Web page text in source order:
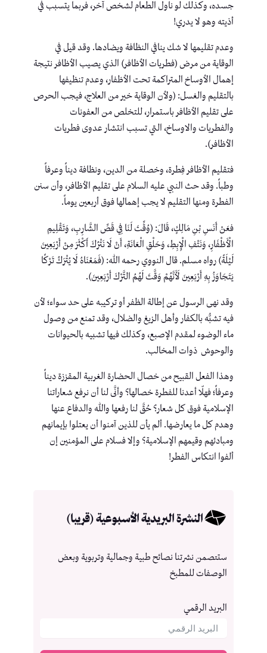
جسده، وكذلك لو ناول الطعام لشخص آخر، فربما يتسبب في
أذيته وهو لا يدري!
وعدم تقليمها لا شك ينافي النظافة ويضادها. وقد قيل في
الوقاية من مرض (فطريات الأظافر) الذي يصيب الأظافر نتيجة
إهمال الأوساخ المتراكمة تحت الأظفار، وعدم تنظيفها
بالتقليم والغسل: (ولأن الوقاية خير من العلاج، فيجب الحرص
على تقليم الأظافر باستمرار، للتخلص من العفونات
والفطريات والاوساخ، التي تسبب انتشار عدوى فطريات
الأظافر).
فتقليم الأظافر فِطرة، وخصلة من الدين، ونظافة ديناً وعرفاً
وطباً. وقد حث النبي عليه السلام على تقليم الأظافر، وأن سنن
الفطرة ومنها التقليم لا يجب إهمالها فوق أربعين يوماً.
فعَنْ أَنَسِ بْنِ مَالِكٍ، قَالَ: (وُقِّتَ لَنَا فِي قَصِّ الشَّارِبِ، وَتَقْلِيمِ
الْأَظْفَارِ، وَنَتْفِ الْإِبِطِ، وَحَلْقِ الْعَانَةِ، أَنْ لَا نَتْرُكَ أَكْثَرَ مِنْ أَرْبَعِينَ
لَيْلَةً) رواه مسلم. قال النووي رحمه الله: (فَمَعْنَاهُ لَا يُتْرَكُ تَرْكًا
يَتَجَاوَزُ بِهِ أَرْبَعِينَ لَأَنَّهُمْ وَقَّتَ لَهُمُ التَّرْكَ أَرْبَعِينَ).
وقد نهى الرسول عن إطالة الظفر أو تركيبه على حد سواء؛ لأن
فيه تشبُّه بالكفار وأهل الزيغ والضلال، وقد تمنع من وصول
ماء الوضوء لمقدم الإصبع، وكذلك فيها تشبيه بالحيوانات
والوحوش ذوات المخالب.
وهذا الفعل القبيح من خصال الحضارة الغربية المقززة ديناً
وعرفاً؛ فهلّا أعدنا للفطرة خصالها؟ وأنَّى لنا أن نرفع شعاراتنا
الإسلامية فوق كل شعار؟ حُقَّ لنا رفعها والله والدفاع عنها
وهدم كل ما يعارضها. ألم يأن للذين آمنوا أن يعتلوا بإيمانهم
ومبادئهم وقيمهم الإسلامية؟ وإلا فسلام على المؤمنين إن
ألفوا انتكاس الفطر!
النشرة البريدية الأسبوعية (قريبا)
ستتصمن نشرتنا نصائح طبية وجمالية وتربوية وبعض
الوصفات للمطبخ
البريد الرقمي